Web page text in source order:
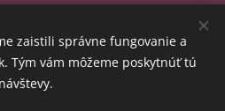
zaistili správne fungovanie a
Tým vám môžeme poskytnúť tú